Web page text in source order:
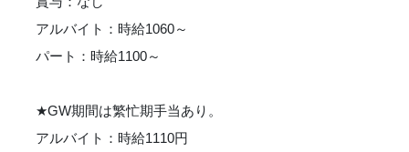
アルバイト：時給1060～
パート：時給1100～
★GW期間は繁忙期手当あり。
アルバイト：時給1110円